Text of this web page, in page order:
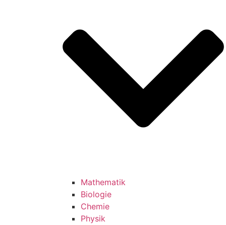
Mathematik
Biologie
Chemie
Physik